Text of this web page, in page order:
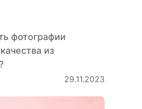
фотографии
из
29.11.2023